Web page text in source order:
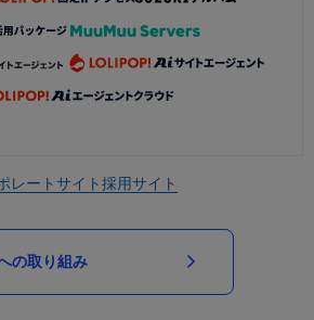
レートサイト採用サイト
の取り組み